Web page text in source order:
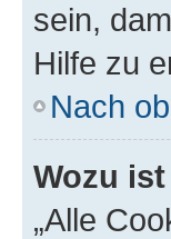
sein,
Hilfe zu
Nach
Wozu
„Alle